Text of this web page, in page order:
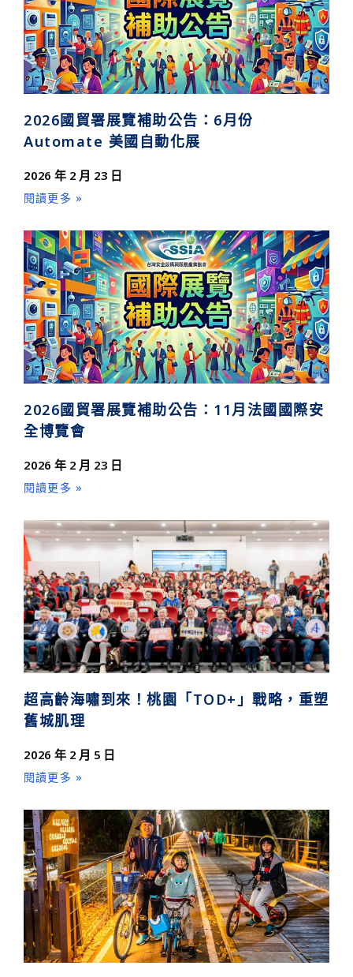
2026國貿署展覽補助公告：6月份
Automate 美國自動化展
2026 年 2 月 23 日
閱讀更多 »
2026國貿署展覽補助公告：11月法國國際安
全博覽會
2026 年 2 月 23 日
閱讀更多 »
超高齡海嘯到來！桃園「TOD+」戰略，重塑
舊城肌理
2026 年 2 月 5 日
閱讀更多 »